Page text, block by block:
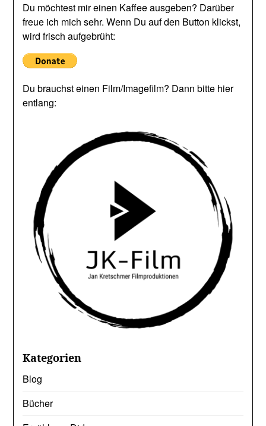
Du möchtest mir einen Kaffee ausgeben? Darüber
freue ich mich sehr. Wenn Du auf den Button klickst,
wird frisch aufgebrüht:
Du brauchst einen Film/Imagefilm? Dann bitte hier
entlang:
Kategorien
Blog
Bücher